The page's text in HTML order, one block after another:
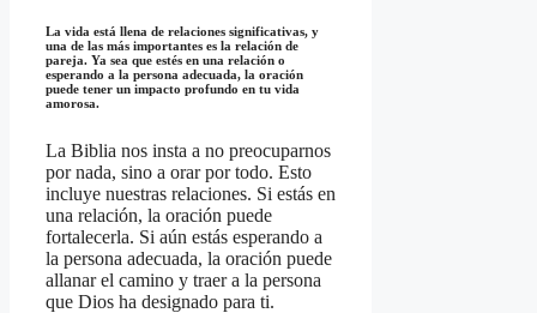
La vida está llena de relaciones significativas, y
una de las más importantes es la relación de
pareja. Ya sea que estés en una relación o
esperando a la persona adecuada, la oración
puede tener un impacto profundo en tu vida
amorosa.
La Biblia nos insta a no preocuparnos
por nada, sino a orar por todo. Esto
incluye nuestras relaciones. Si estás en
una relación, la oración puede
fortalecerla. Si aún estás esperando a
la persona adecuada, la oración puede
allanar el camino y traer a la persona
que Dios ha designado para ti.